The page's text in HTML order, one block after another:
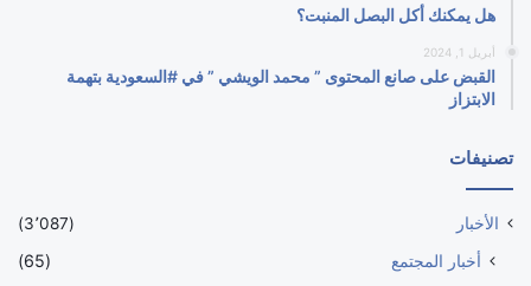
هل يمكنك أكل البصل المنبت؟
أبريل 1, 2024
القبض على صانع المحتوى ” محمد الويشي ” في #السعودية بتهمة
الابتزاز
تصنيفات
الأخبار (3٬087)
أخبار المجتمع
(65)